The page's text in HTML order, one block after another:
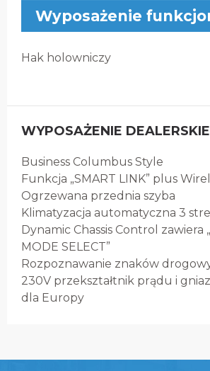
Wyposażenie
Hak holowniczy
WYPOSAŻENIE DEALERSKIE
Business Columbus Style
Funkcja „SMART LINK” plus
Ogrzewana przednia szyba
Klimatyzacja automatyczna 3
Dynamic Chassis Control zawiera
MODE SELECT”
Rozpoznawanie znaków
230V przekształtnik prądu i
dla Europy